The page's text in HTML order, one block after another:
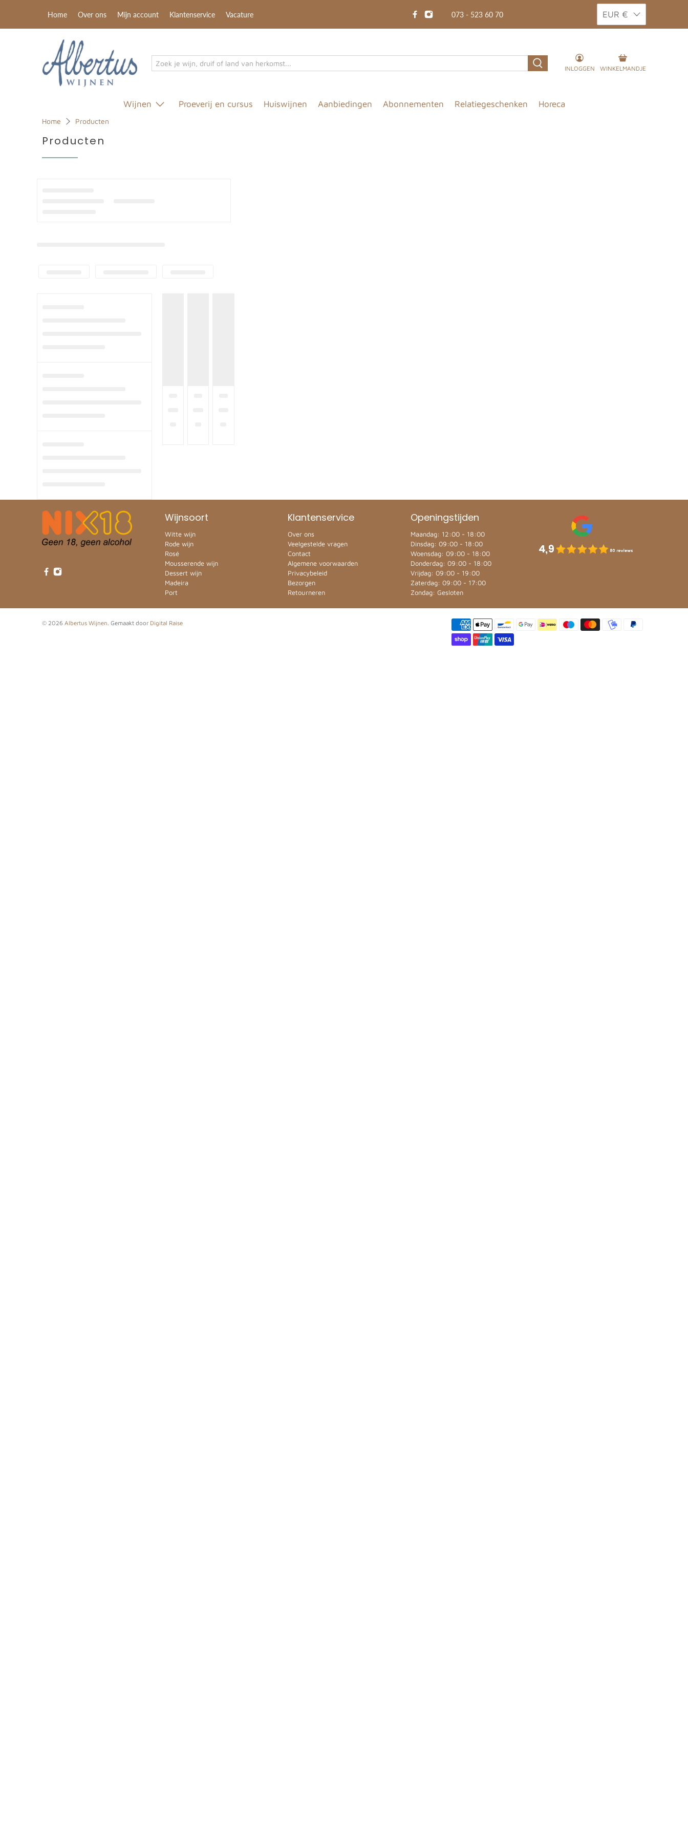
Home Over ons Mijn account Klantenservice Vacature 073 - 523 60 70 EUR €
INLOGGEN WINKELMANDJE
Wijnen Proeverij en cursus Huiswijnen Aanbiedingen Abonnementen Relatiegeschenken Horeca
Home Producten
Producten
Wijnsoort
Witte wijn
Rode wijn
Rosé
Mousserende wijn
Dessert wijn
Madeira
Port
Klantenservice
Over ons
Veelgestelde vragen
Contact
Algemene voorwaarden
Privacybeleid
Bezorgen
Retourneren
Openingstijden
Maandag: 12:00 - 18:00
Dinsdag: 09:00 - 18:00
Woensdag: 09:00 - 18:00
Donderdag: 09:00 - 18:00
Vrijdag: 09:00 - 19:00
Zaterdag: 09:00 - 17:00
Zondag: Gesloten
© 2026 Albertus Wijnen Gemaakt door Digital Raise